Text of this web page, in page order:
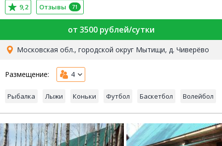
9,2 Отзывы 71
от 3500 рублей/сутки
Московская обл., городской округ Мытищи, д. Чиверёво
Размещение: 4
Рыбалка Лыжи Коньки Футбол Баскетбол Волейбол